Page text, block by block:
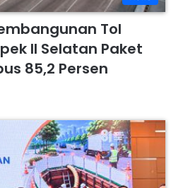
Tol
II Selatan Paket
85,2 Persen